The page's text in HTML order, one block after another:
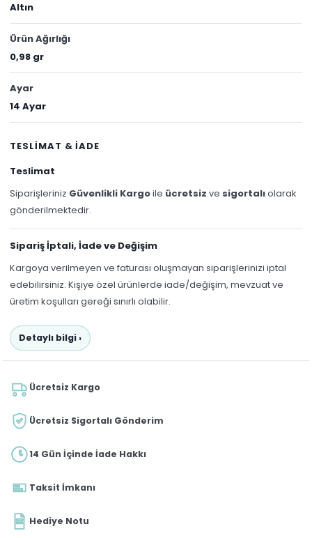
Altın
Ürün Ağırlığı
0,98 gr
Ayar
14 Ayar
TESLİMAT & İADE
Teslimat
Siparişleriniz Güvenlikli Kargoile ücretsiz ve sigortalıolarak
gönderilmektedir.
Sipariş İptali, İade ve Değişim
Kargoya verilmeyen ve faturası oluşmayan siparişlerinizi iptal
edebilirsiniz. Kişiye özel ürünlerde iade/değişim, mevzuat ve
üretim koşulları gereği sınırlı olabilir.
Detaylı bilgi ›
Ücretsiz Kargo
Ücretsiz Sigortalı Gönderim
14 Gün İçinde İade Hakkı
Taksit İmkanı
Hediye Notu